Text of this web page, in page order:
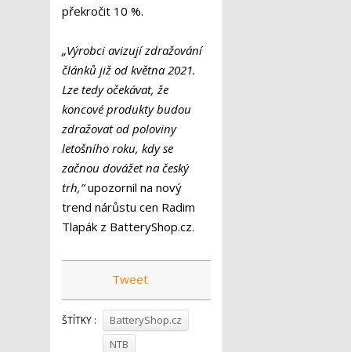
překročit 10 %.
„Výrobci avizují zdražování
článků již od května 2021.
Lze tedy očekávat, že
koncové produkty budou
zdražovat od poloviny
letošního roku, kdy se
začnou dovážet na český
trh,“upozornil na nový
trend nárůstu cen Radim
Tlapák z BatteryShop.cz.
Tweet
ŠTÍTKY :
BatteryShop.cz
NTB